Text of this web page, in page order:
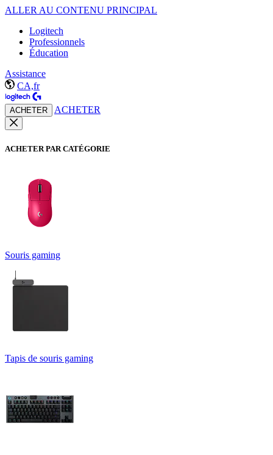
ALLER AU CONTENU PRINCIPAL
Logitech
Professionnels
Éducation
Assistance
CA,fr
ACHETER ACHETER
ACHETER PAR CATÉGORIE
Souris gaming
Tapis de souris gaming